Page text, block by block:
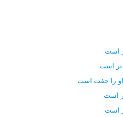
است
تر است
را جفت است
است
است